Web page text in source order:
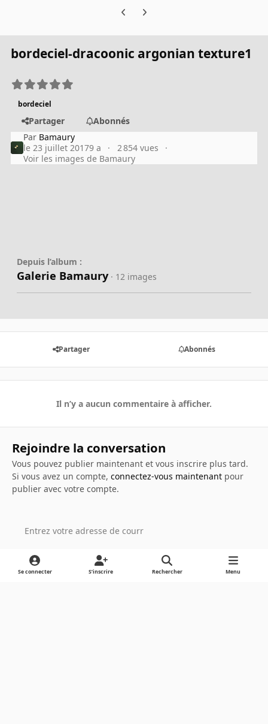
Previous carousel slide
Next carousel slide
bordeciel-dracoonic argonian texture1
bordeciel
Partager
Abonnés
Par Bamaury
le 23 juillet 20179 a
2 854 vues
Voir les images de Bamaury
Depuis l’album :
Galerie Bamaury · 12 images
Partager Abonnés
Il n’y a aucun commentaire à afficher.
Rejoindre la conversation
Vous pouvez publier maintenant et vous inscrire plus tard.
Si vous avez un compte, connectez-vous maintenantpour
publier avec votre compte.
Ajouter un commentaire…
Se connecter S’inscrire Rechercher Menu